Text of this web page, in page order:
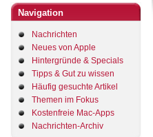
Navigation
Nachrichten
Neues von Apple
Hintergründe & Specials
Tipps & Gut zu wissen
Häufig gesuchte Artikel
Themen im Fokus
Kostenfreie Mac-Apps
Nachrichten-Archiv